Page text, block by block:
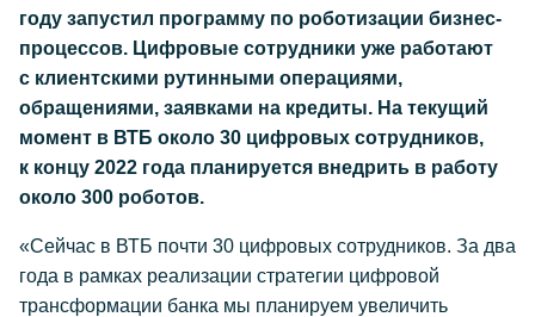
году запустил программу по роботизации бизнес-
процессов. Цифровые сотрудники уже работают
с клиентскими рутинными операциями,
обращениями, заявками на кредиты. На текущий
момент в ВТБ около 30 цифровых сотрудников,
к концу 2022 года планируется внедрить в работу
около 300 роботов.
«Сейчас в ВТБ почти 30 цифровых сотрудников. За два
года в рамках реализации стратегии цифровой
трансформации банка мы планируем увеличить